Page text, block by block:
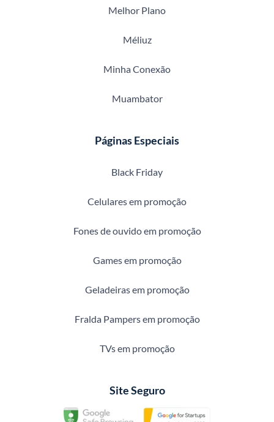
Melhor Plano
Méliuz
Minha Conexão
Muambator
Páginas Especiais
Black Friday
Celulares em promoção
Fones de ouvido em promoção
Games em promoção
Geladeiras em promoção
Fralda Pampers em promoção
TVs em promoção
Site Seguro